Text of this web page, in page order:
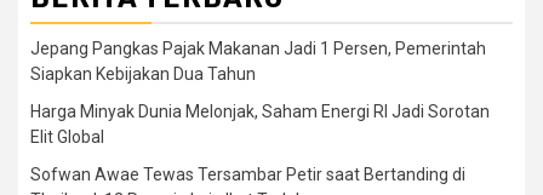
Jepang Pangkas Pajak Makanan Jadi 1 Persen, Pemerintah
Siapkan Kebijakan Dua Tahun
Harga Minyak Dunia Melonjak, Saham Energi RI Jadi Sorotan
Elit Global
Sofwan Awae Tewas Tersambar Petir saat Bertanding di